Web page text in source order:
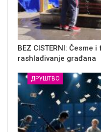
BEZ CISTERNI: Česme
rashlađivanje građana
ДРУШТВО